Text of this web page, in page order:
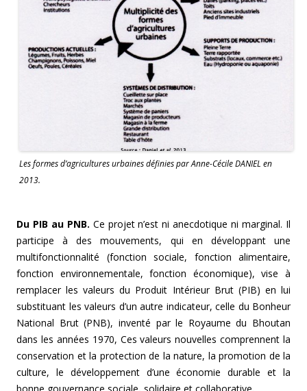
Les formes d’agricultures urbaines définies par Anne-Cécile DANIEL en
2013.
Du PIB au PNB. Ce projet n’est ni anecdotique ni marginal. Il
participe à des mouvements, qui en développant une
multifonctionnalité (fonction sociale, fonction alimentaire,
fonction environnementale, fonction économique), vise à
remplacer les valeurs du Produit Intérieur Brut (PIB) en lui
substituant les valeurs d’un autre indicateur, celle du Bonheur
National Brut (PNB), inventé par le Royaume du Bhoutan
dans les années 1970, Ces valeurs nouvelles comprennent la
conservation et la protection de la nature, la promotion de la
culture, le développement d’une économie durable et la